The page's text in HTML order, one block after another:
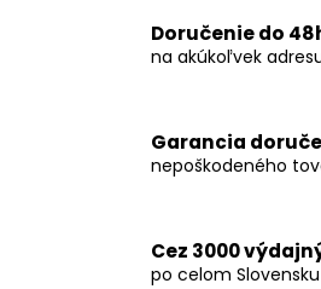
Doručenie do
na akúkoľvek
Garancia
nepoškodeného
Cez 3000
po celom Slovensku